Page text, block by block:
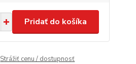
Pridať do košíka
Strážiť cenu / dostupnosť